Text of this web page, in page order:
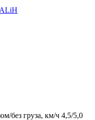
без груза, км/ч 4,5/5,0